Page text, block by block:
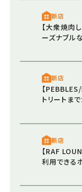
新店
【大衆焼肉
ーズナブル
くなる焼
新店
【
トリートま
新店
【RAF
利用できる
（2026/5/